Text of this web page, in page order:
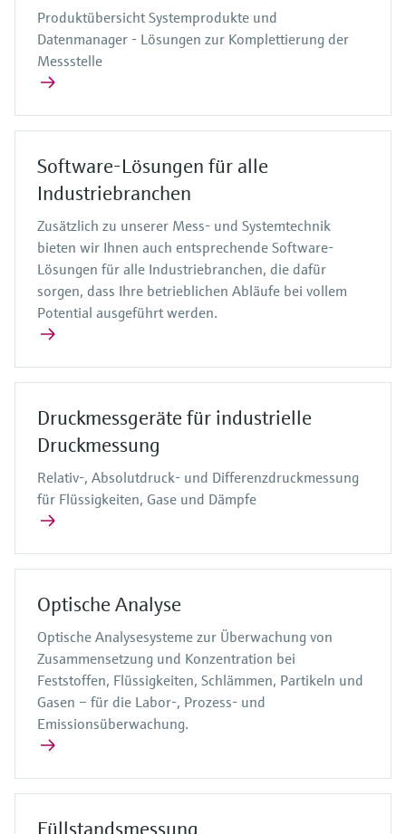
Produktübersicht Systemprodukte und
Datenmanager - Lösungen zur Komplettierung der
Messstelle
Software-Lösungen für alle
Industriebranchen
Zusätzlich zu unserer Mess- und Systemtechnik
bieten wir Ihnen auch entsprechende Software-
Lösungen für alle Industriebranchen, die dafür
sorgen, dass Ihre betrieblichen Abläufe bei vollem
Potential ausgeführt werden.
Druckmessgeräte für industrielle
Druckmessung
Relativ-, Absolutdruck- und Differenzdruckmessung
für Flüssigkeiten, Gase und Dämpfe
Optische Analyse
Optische Analysesysteme zur Überwachung von
Zusammensetzung und Konzentration bei
Feststoffen, Flüssigkeiten, Schlämmen, Partikeln und
Gasen – für die Labor-, Prozess- und
Emissionsüberwachung.
Füllstandsmessung